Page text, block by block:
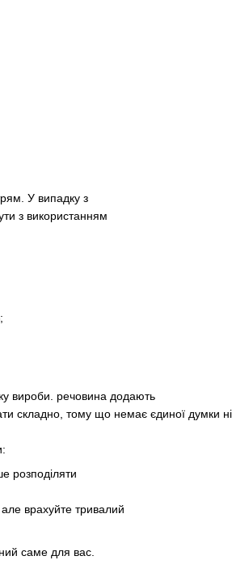
У випадку з
з використанням
вироби. речовина додають
складно, тому що немає єдиної
розподіляти
врахуйте тривалий
саме для вас.